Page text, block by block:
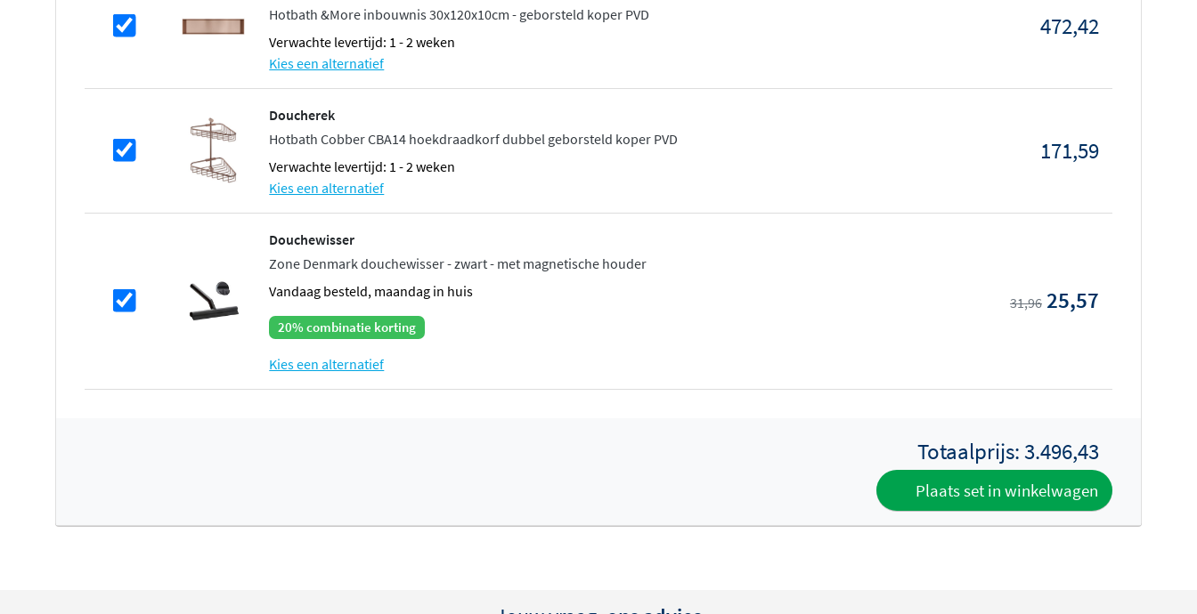
Hotbath &More inbouwnis 30x120x10cm - geborsteld koper PVD
Verwachte levertijd: 1 - 2 weken
Kies een alternatief
472,42
Doucherek
Hotbath Cobber CBA14 hoekdraadkorf dubbel geborsteld koper PVD
Verwachte levertijd: 1 - 2 weken
Kies een alternatief
171,59
Douchewisser
Zone Denmark douchewisser - zwart - met magnetische houder
vandaag besteld, maandag in huis
20% combinatie korting
Kies een alternatief
31,96 25,57
Totaalprijs:3.496,43
Plaats set in winkelwagen